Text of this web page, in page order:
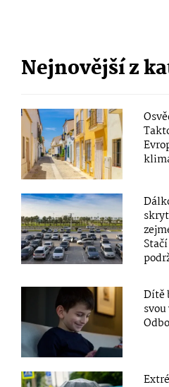
Nejnovější z
Dítě